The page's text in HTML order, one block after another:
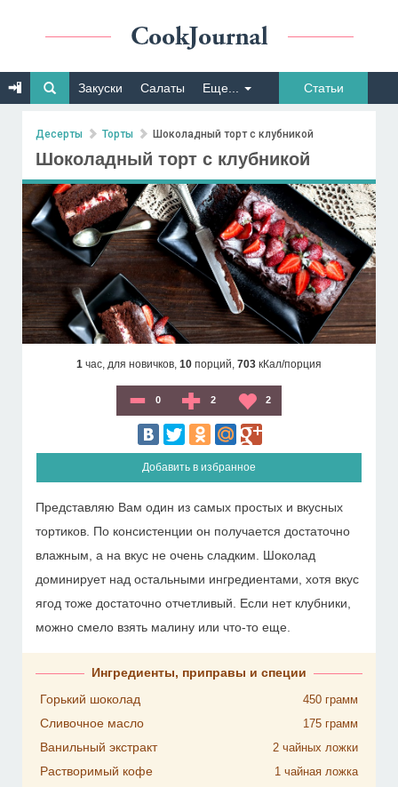
Закуски Салаты Еще... Статьи
Десерты Торты Шоколадный торт с клубникой
Шоколадный торт с клубникой
1 час, для новичков, 10 порций, 703 кКал/порция
0 2 2
Добавить в избранное
Представляю Вам один из самых простых и вкусных
тортиков. По консистенции он получается достаточно
влажным, а на вкус не очень сладким. Шоколад
доминирует над остальными ингредиентами, хотя вкус
ягод тоже достаточно отчетливый. Если нет клубники,
можно смело взять малину или что-то еще.
Ингредиенты, приправы и специи
Горький шоколад
450 грамм
Сливочное масло 175 грамм
Ванильный экстракт 2 чайных ложки
Растворимый кофе 1 чайная ложка